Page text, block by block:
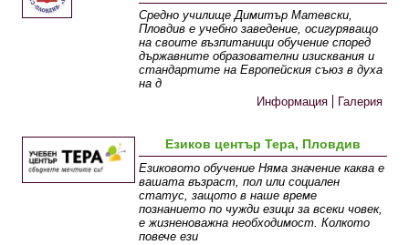
Средно училище Димитър Матевски,
Пловдив е учебно заведение, осигуряващо
на своите възпитаници обучение според
държавните образователни изисквания и
стандартите на Европейския съюз в духа
на д
Информация
Галерия
Езиков център Тера, Пловдив
Eзиковото обучение Няма значение каква е
вашата възраст, пол или социален
статус, защото в наше време
познанието по чужди езици за всеки човек,
е жизненоважна необходимост. Колкото
повече ези